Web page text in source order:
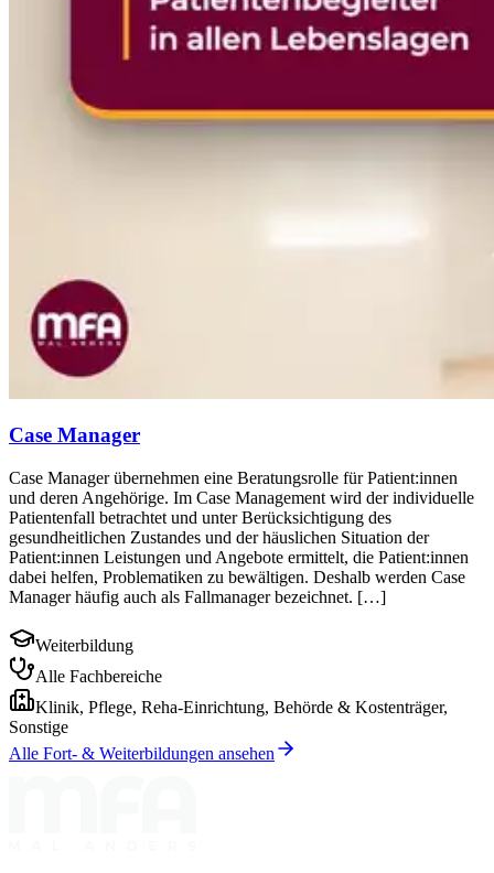
Case Manager
Case Manager übernehmen eine Beratungsrolle für Patient:innen
und deren Angehörige. Im Case Management wird der individuelle
Patientenfall betrachtet und unter Berücksichtigung des
gesundheitlichen Zustandes und der häuslichen Situation der
Patient:innen Leistungen und Angebote ermittelt, die Patient:innen
dabei helfen, Problematiken zu bewältigen. Deshalb werden Case
Manager häufig auch als Fallmanager bezeichnet. […]
Weiterbildung
Alle Fachbereiche
Klinik, Pflege, Reha-Einrichtung, Behörde & Kostenträger,
Sonstige
Alle Fort- & Weiterbildungen ansehen